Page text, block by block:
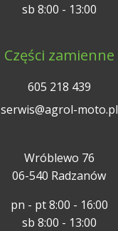
sb 8:00 - 13:00
Części zamienne
605 218 439
serwis@agrol-moto.pl
Wróblewo 76
06-540 Radzanów
pn - pt 8:00 - 16:00
sb 8:00 - 13:00